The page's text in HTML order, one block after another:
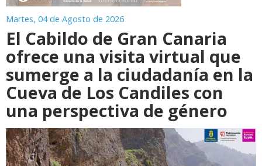
Martes, 04 de Agosto de 2026
El Cabildo de Gran Canaria
ofrece una visita virtual que
sumerge a la ciudadanía en la
Cueva de Los Candiles con
una perspectiva de género